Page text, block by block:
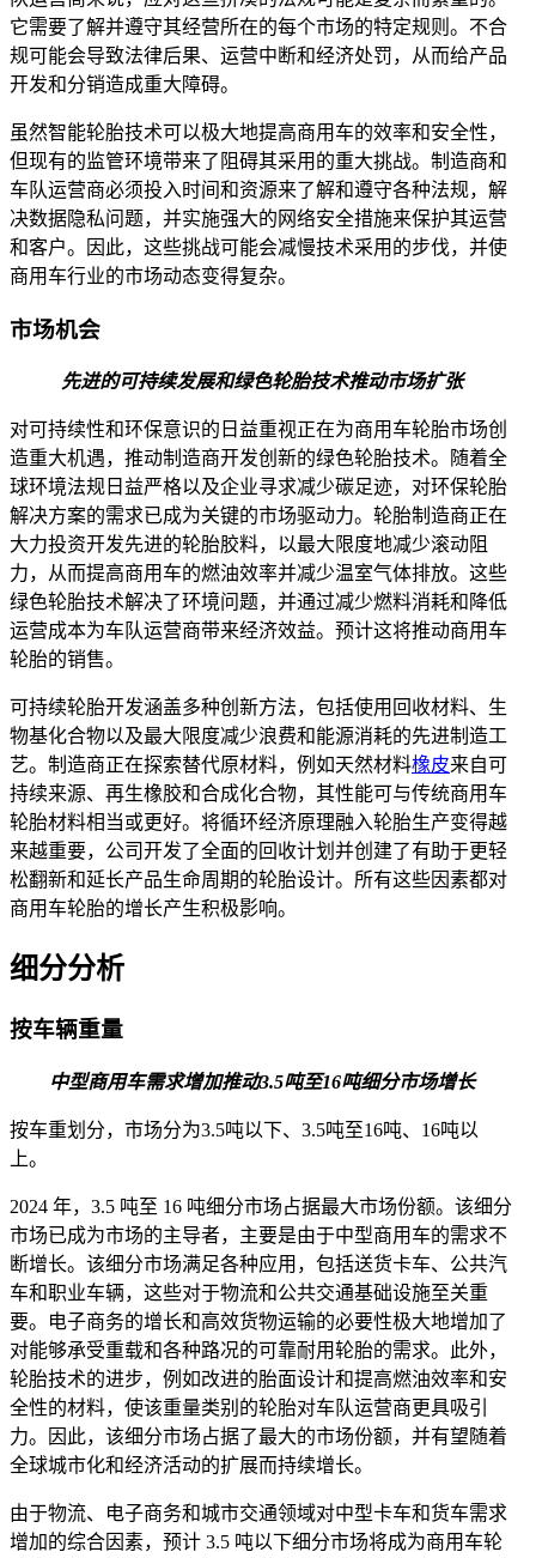
它需要了解并遵守其经营所在的每个市场的特定规则。不合
规可能会导致法律后果、运营中断和经济处罚，从而给产品
开发和分销造成重大障碍。
虽然智能轮胎技术可以极大地提高商用车的效率和安全性，
但现有的监管环境带来了阻碍其采用的重大挑战。制造商和
车队运营商必须投入时间和资源来了解和遵守各种法规，解
决数据隐私问题，并实施强大的网络安全措施来保护其运营
和客户。因此，这些挑战可能会减慢技术采用的步伐，并使
商用车行业的市场动态变得复杂。
市场机会
先进的可持续发展和绿色轮胎技术推动市场扩张
对可持续性和环保意识的日益重视正在为商用车轮胎市场创
造重大机遇，推动制造商开发创新的绿色轮胎技术。随着全
球环境法规日益严格以及企业寻求减少碳足迹，对环保轮胎
解决方案的需求已成为关键的市场驱动力。轮胎制造商正在
大力投资开发先进的轮胎胶料，以最大限度地减少滚动阻
力，从而提高商用车的燃油效率并减少温室气体排放。这些
绿色轮胎技术解决了环境问题，并通过减少燃料消耗和降低
运营成本为车队运营商带来经济效益。预计这将推动商用车
轮胎的销售。
可持续轮胎开发涵盖多种创新方法，包括使用回收材料、生
物基化合物以及最大限度减少浪费和能源消耗的先进制造工
艺。制造商正在探索替代原材料，例如天然材料橡皮来自可
持续来源、再生橡胶和合成化合物，其性能可与传统商用车
轮胎材料相当或更好。将循环经济原理融入轮胎生产变得越
来越重要，公司开发了全面的回收计划并创建了有助于更轻
松翻新和延长产品生命周期的轮胎设计。所有这些因素都对
商用车轮胎的增长产生积极影响。
细分分析
按车辆重量
中型商用车需求增加推动3.5吨至16吨细分市场增长
按车重划分，市场分为3.5吨以下、3.5吨至16吨、16吨以
上。
2024 年，3.5 吨至 16 吨细分市场占据最大市场份额。该细分
市场已成为市场的主导者，主要是由于中型商用车的需求不
断增长。该细分市场满足各种应用，包括送货卡车、公共汽
车和职业车辆，这些对于物流和公共交通基础设施至关重
要。电子商务的增长和高效货物运输的必要性极大地增加了
对能够承受重载和各种路况的可靠耐用轮胎的需求。此外，
轮胎技术的进步，例如改进的胎面设计和提高燃油效率和安
全性的材料，使该重量类别的轮胎对车队运营商更具吸引
力。因此，该细分市场占据了最大的市场份额，并有望随着
全球城市化和经济活动的扩展而持续增长。
由于物流、电子商务和城市交通领域对中型卡车和货车需求
增加的综合因素，预计 3.5 吨以下细分市场将成为商用车轮